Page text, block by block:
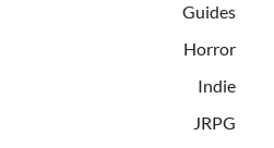
Guides
Horror
Indie
JRPG